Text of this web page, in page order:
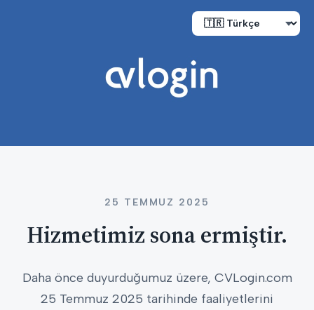
25 TEMMUZ 2025
Hizmetimiz sona ermiştir.
Daha önce duyurduğumuz üzere, CVLogin.com
25 Temmuz 2025 tarihinde faaliyetlerini